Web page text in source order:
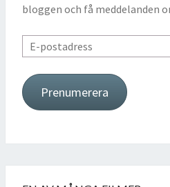
bloggen och få meddelanden
E-
Prenumerera